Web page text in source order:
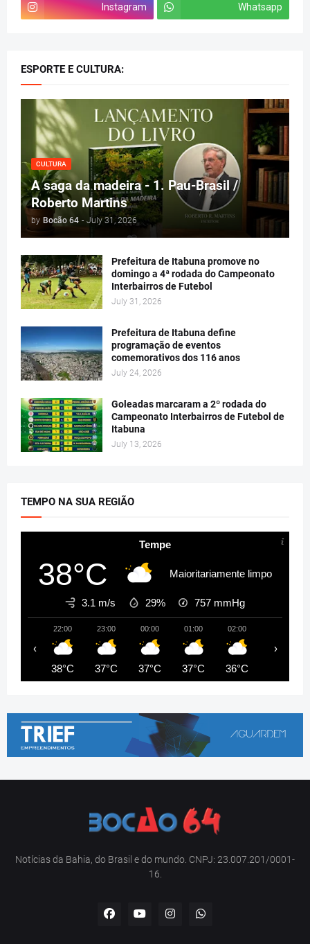
Instagram Whatsapp
ESPORTE E CULTURA:
CULTURA
A saga da madeira - 1. Pau-Brasil /
Roberto Martins
by Bocão 64 - July 31, 2026
Prefeitura de Itabuna promove no
domingo a 4ª rodada do Campeonato
Interbairros de Futebol
July 31, 2026
Prefeitura de Itabuna define
programação de eventos
comemorativos dos 116 anos
July 24, 2026
Goleadas marcaram a 2º rodada do
Campeonato Interbairros de Futebol de
Itabuna
July 13, 2026
TEMPO NA SUA REGIÃO
Tempe
38°C Maioritariamente limpo
3.1 m/s 29% 757 mmHg
22:00
38°C
23:00
37°C
00:00
37°C
01:00
37°C
02:00
36°C
‹ ›
Notícias da Bahia, do Brasil e do mundo. CNPJ: 23.007.201/0001-
16.